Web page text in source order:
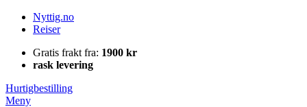
Nyttig.no
Reiser
Gratis frakt fra: 1900 kr
rask levering
Hurtigbestilling
Meny